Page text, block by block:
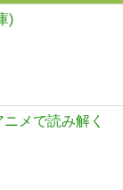
)
メで読み解く